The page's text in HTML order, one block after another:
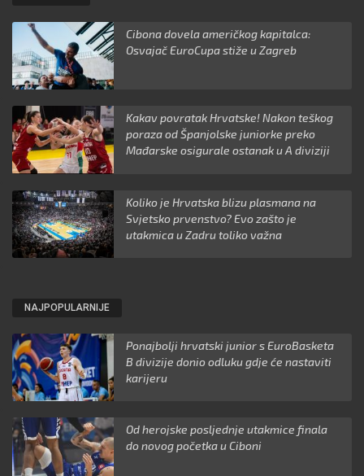
Cibona dovela američkog kapitalca:
Osvajač EuroCupa stiže u Zagreb
Kakav povratak Hrvatske! Nakon teškog
poraza od Španjolske juniorke preko
Mađarske osigurale ostanak u A diviziji
Koliko je Hrvatska blizu plasmana na
Svjetsko prvenstvo? Evo zašto je
utakmica u Zadru toliko važna
NAJPOPULARNIJE
Ponajbolji hrvatski junior s EuroBasketa
B divizije donio odluku gdje će nastaviti
karijeru
Od herojske posljednje utakmice finala
do novog početka u Ciboni